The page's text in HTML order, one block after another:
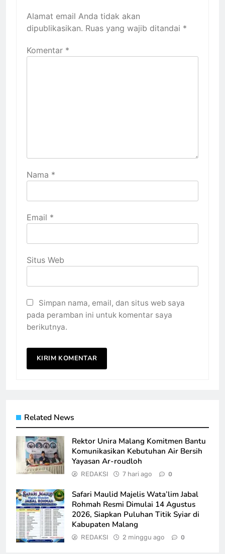
Alamat email Anda tidak akan
dipublikasikan. Ruas yang wajib ditandai *
Komentar *
Nama *
Email *
Situs Web
Simpan nama, email, dan situs web saya
pada peramban ini untuk komentar saya
berikutnya.
Related News
Rektor Unira Malang Komitmen Bantu
Komunikasikan Kebutuhan Air Bersih
Yayasan Ar-roudloh
REDAKSI 7 hari ago 0
Safari Maulid Majelis Wata’lim Jabal
Rohmah Resmi Dimulai 14 Agustus
2026, Siapkan Puluhan Titik Syiar di
Kabupaten Malang
REDAKSI 2 minggu ago 0